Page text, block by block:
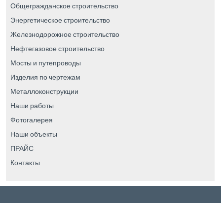
Общегражданское строительство
Энергетическое строительство
Железнодорожное строительство
Нефтегазовое строительство
Мосты и путепроводы
Изделия по чертежам
Металлоконструкции
Наши работы
Фотогалерея
Наши объекты
ПРАЙС
Контакты